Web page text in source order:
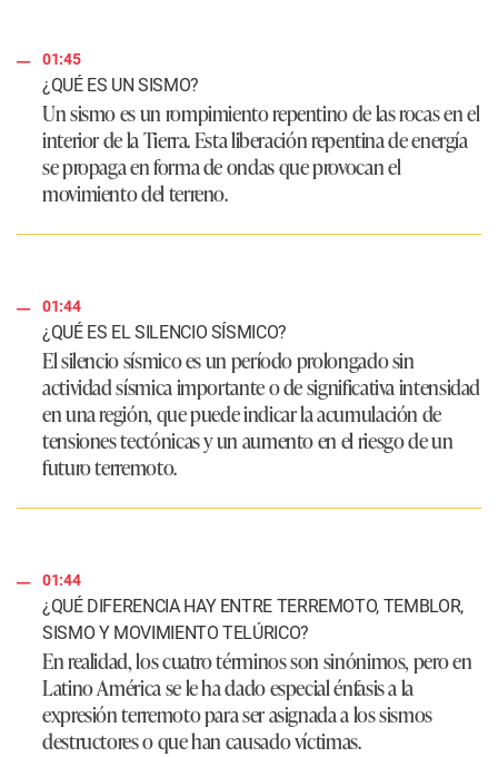
01:45
¿QUÉ ES UN SISMO?
Un sismo es un rompimiento repentino de las rocas en el
interior de la Tierra. Esta liberación repentina de energía
se propaga en forma de ondas que provocan el
movimiento del terreno.
01:44
¿QUÉ ES EL SILENCIO SÍSMICO?
El silencio sísmico es un período prolongado sin
actividad sísmica importante o de significativa intensidad
en una región, que puede indicar la acumulación de
tensiones tectónicas y un aumento en el riesgo de un
futuro terremoto.
01:44
¿QUÉ DIFERENCIA HAY ENTRE TERREMOTO, TEMBLOR,
SISMO Y MOVIMIENTO TELÚRICO?
En realidad, los cuatro términos son sinónimos, pero en
Latino América se le ha dado especial énfasis a la
expresión terremoto para ser asignada a los sismos
destructores o que han causado víctimas.